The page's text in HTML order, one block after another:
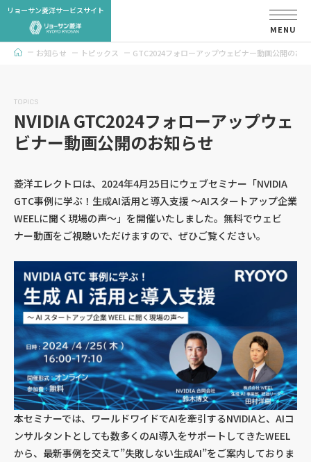
リョーサン菱洋サービスサイト
MENU
トップページ
お知らせ トピックス GTC2024フォローアップウェビナー動画公開のお
TOPICS
NVIDIA GTC2024フォローアップウェ
ビナー動画公開のお知らせ
菱洋エレクトロは、2024年4月25日にウェブセミナー「NVIDIA
GTC事例に学ぶ！生成AI活用と導入支援 ～AIスタートアップ企業
WEELに聞く現場の声～」を開催いたしました。無料でウェビ
ナー動画をご視聴いただけますので、ぜひご覧ください。
本セミナーでは、ワールドワイドでAIを牽引するNVIDIAと、AIコ
ンサルタントとしても数多くのAI導入をサポートしてきたWEEL
から、最新事例を交えて”失敗しない生成AI”をご案内しておりま